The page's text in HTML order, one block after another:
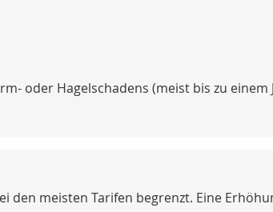
oder Hagelschadens (meist bis zu einem
den meisten Tarifen begrenzt. Eine